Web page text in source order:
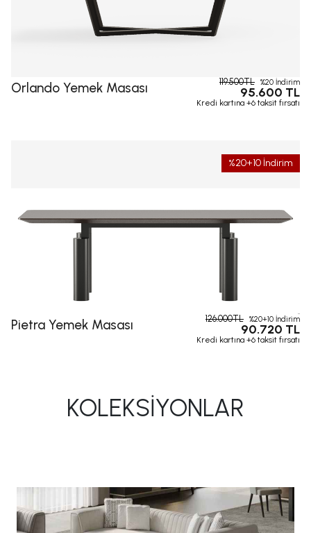
Orlando Yemek Masası 119.500TL %20 İndirim
95.600 TL
Kredi kartına +6 taksit fırsatı
%20+10 İndirim
Pietra Yemek Masası 126.000TL %20+10 İndirim
90.720 TL
Kredi kartına +6 taksit fırsatı
KOLEKSİYONLAR